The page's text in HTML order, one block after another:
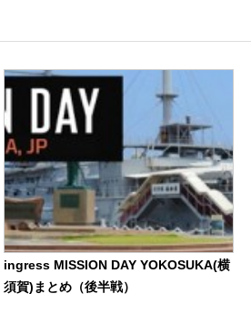
ingress MISSION DAY YOKOSUKA(横
須賀)まとめ（後半戦）